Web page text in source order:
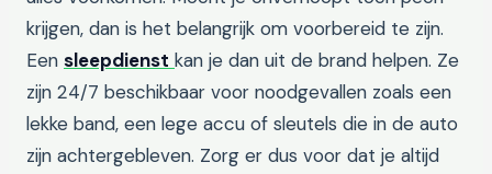
krijgen, dan is het belangrijk om voorbereid te zijn.
Een sleepdienst kan je dan uit de brand helpen. Ze
zijn 24/7 beschikbaar voor noodgevallen zoals een
lekke band, een lege accu of sleutels die in de auto
zijn achtergebleven. Zorg er dus voor dat je altijd